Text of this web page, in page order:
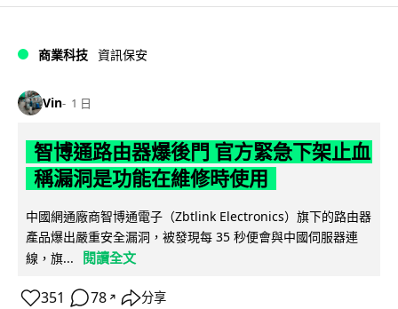
商業科技 資訊保安
Vin 1 日
智博通路由器爆後門 官方緊急下架止血
稱漏洞是功能在維修時使用
中國網通廠商智博通電子（Zbtlink Electronics）旗下的路由器
產品爆出嚴重安全漏洞，被發現每 35 秒便會與中國伺服器連
線，旗...
閱讀全文
351 78 ↗ 分享